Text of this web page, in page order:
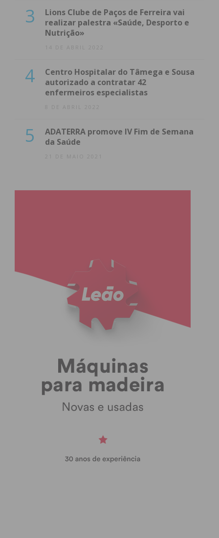
3
Lions Clube de Paços de Ferreira vai
realizar palestra «Saúde, Desporto e
Nutrição»
14 DE ABRIL 2022
4
Centro Hospitalar do Tâmega e Sousa
autorizado a contratar 42
enfermeiros especialistas
8 DE ABRIL 2022
5
ADATERRA promove IV Fim de Semana
da Saúde
21 DE MAIO 2021